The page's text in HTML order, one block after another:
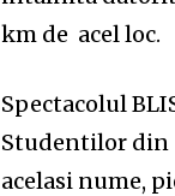
km de acel loc.
Spectacolul
Studentilor din
acelasi nume,